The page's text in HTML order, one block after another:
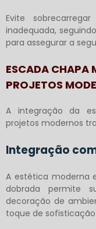
Evite
inadequada,
para assegurar a
ESCADA CHAPA
PROJETOS
A integração da
projetos modernos
Integração
A estética moderna
dobrada permite
decoração de
toque de